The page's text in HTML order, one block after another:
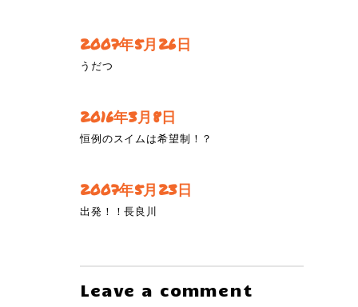
2007年5月26日
うだつ
2016年3月8日
恒例のスイムは希望制！？
2007年5月23日
出発！！長良川
Leave a comment